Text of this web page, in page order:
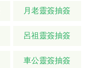
月老靈簽抽簽
呂祖靈簽抽簽
車公靈簽抽簽